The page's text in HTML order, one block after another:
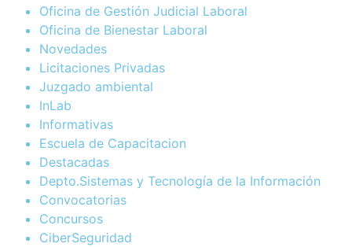
Oficina de Gestión Judicial Laboral
Oficina de Bienestar Laboral
Novedades
Licitaciones Privadas
Juzgado ambiental
InLab
Informativas
Escuela de Capacitacion
Destacadas
Depto.Sistemas y Tecnología de la Información
Convocatorias
Concursos
CiberSeguridad